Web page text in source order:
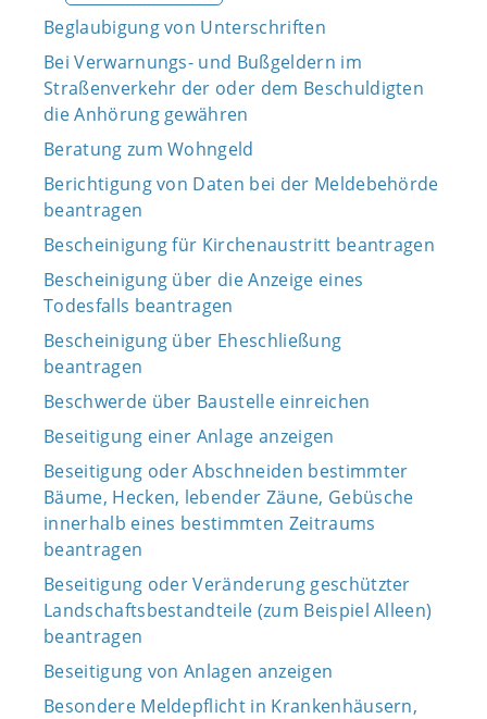
Beglaubigung von Unterschriften
Bei Verwarnungs- und Bußgeldern im
Straßenverkehr der oder dem Beschuldigten
die Anhörung gewähren
Beratung zum Wohngeld
Berichtigung von Daten bei der Meldebehörde
beantragen
Bescheinigung für Kirchenaustritt beantragen
Bescheinigung über die Anzeige eines
Todesfalls beantragen
Bescheinigung über Eheschließung
beantragen
Beschwerde über Baustelle einreichen
Beseitigung einer Anlage anzeigen
Beseitigung oder Abschneiden bestimmter
Bäume, Hecken, lebender Zäune, Gebüsche
innerhalb eines bestimmten Zeitraums
beantragen
Beseitigung oder Veränderung geschützter
Landschaftsbestandteile (zum Beispiel Alleen)
beantragen
Beseitigung von Anlagen anzeigen
Besondere Meldepflicht in Krankenhäusern,